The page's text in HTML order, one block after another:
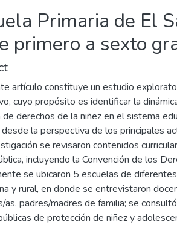
Primaria de El
primero a sexto
artículo constituye un estudio
cuyo propósito es identificar la
de derechos de la niñez en el sistema
la perspectiva de los principales
se revisaron contenidos
incluyendo la Convención de los
se ubicaron 5 escuelas de
y rural, en donde se entrevistaron
as, padres/madres de familia; se
de protección de niñez y